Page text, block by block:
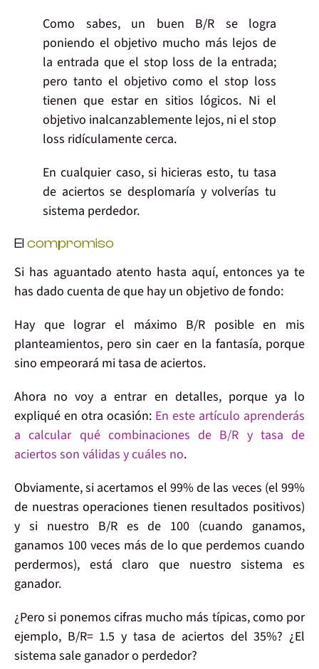
Como sabes, un buen B/R se logra
poniendo el objetivo mucho más lejos de
la entrada que el stop loss de la entrada;
pero tanto el objetivo como el stop loss
tienen que estar en sitios lógicos. Ni el
objetivo inalcanzablemente lejos, ni el stop
loss ridículamente cerca.
En cualquier caso, si hicieras esto, tu tasa
de aciertos se desplomaría y volverías tu
sistema perdedor.
Elcompromiso
Si has aguantado atento hasta aquí, entonces ya te
has dado cuenta de que hay un objetivo de fondo:
Hay que lograr el máximo B/R posibleen mis
planteamientos, perosin caer en la fantasía, porque
sino empeorará mitasa de aciertos.
Ahora no voy a entrar en detalles, porque ya lo
expliqué en otra ocasión: En este artículo aprenderás
a calcular qué combinaciones de B/R y tasa de
aciertos son válidas y cuáles no.
Obviamente, si acertamos el 99% de las veces (el 99%
de nuestras operaciones tienen resultados positivos)
y si nuestro B/R es de 100 (cuando ganamos,
ganamos 100 veces más de lo que perdemos cuando
perdermos), está claro que nuestro sistema es
ganador.
¿Pero si ponemos cifras mucho más típicas, como por
ejemplo, B/R= 1.5 y tasa de aciertos del 35%? ¿El
sistema sale ganador o perdedor?